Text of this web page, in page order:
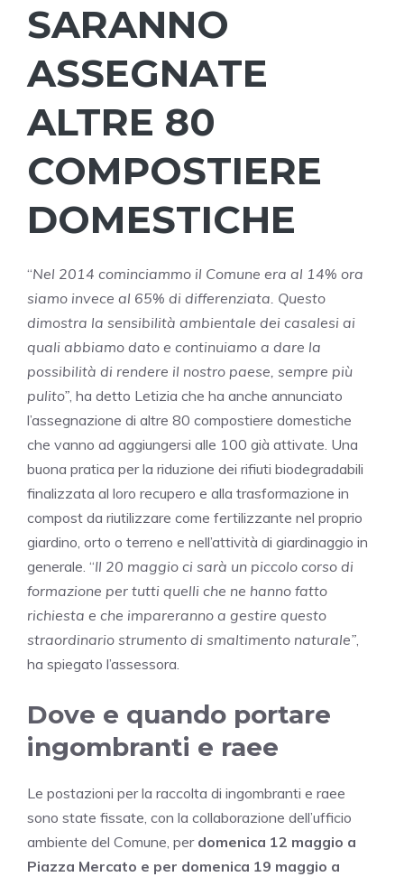
SARANNO
ASSEGNATE
ALTRE 80
COMPOSTIERE
DOMESTICHE
“Nel 2014 cominciammo il Comune era al 14% ora
siamo invece al 65% di differenziata. Questo
dimostra la sensibilità ambientale dei casalesi ai
quali abbiamo dato e continuiamo a dare la
possibilità di rendere il nostro paese, sempre più
pulito”, ha detto Letizia che ha anche annunciato
l’assegnazione di altre 80 compostiere domestiche
che vanno ad aggiungersi alle 100 già attivate. Una
buona pratica per la riduzione dei rifiuti biodegradabili
finalizzata al loro recupero e alla trasformazione in
compost da riutilizzare come fertilizzante nel proprio
giardino, orto o terreno e nell’attività di giardinaggio in
generale. “Il 20 maggio ci sarà un piccolo corso di
formazione per tutti quelli che ne hanno fatto
richiesta e che impareranno a gestire questo
straordinario strumento di smaltimento naturale”,
ha spiegato l’assessora.
Dove e quando portare
ingombranti e raee
Le postazioni per la raccolta di ingombranti e raee
sono state fissate, con la collaborazione dell’ufficio
ambiente del Comune, perdomenica 12 maggio a
Piazza Mercato e per domenica 19 maggio a